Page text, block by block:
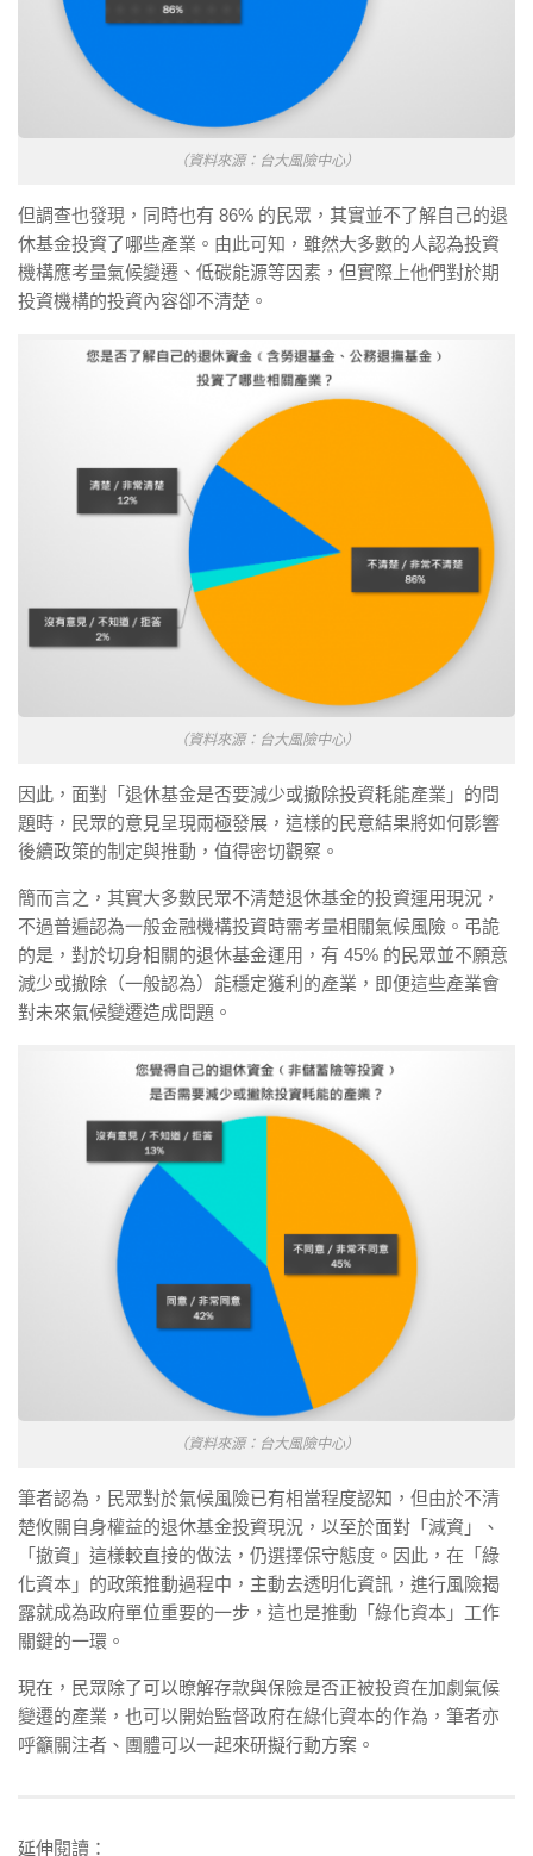
（資料來源：台大風險中心）
但調查也發現，同時也有 86% 的民眾，其實並不了解自己的退
休基金投資了哪些產業。由此可知，雖然大多數的人認為投資
機構應考量氣候變遷、低碳能源等因素，但實際上他們對於期
投資機構的投資內容卻不清楚。
（資料來源：台大風險中心）
因此，面對「退休基金是否要減少或撤除投資耗能產業」的問
題時，民眾的意見呈現兩極發展，這樣的民意結果將如何影響
後續政策的制定與推動，值得密切觀察。
簡而言之，其實大多數民眾不清楚退休基金的投資運用現況，
不過普遍認為一般金融機構投資時需考量相關氣候風險。弔詭
的是，對於切身相關的退休基金運用，有 45% 的民眾並不願意
減少或撤除（一般認為）能穩定獲利的產業，即便這些產業會
對未來氣候變遷造成問題。
（資料來源：台大風險中心）
筆者認為，民眾對於氣候風險已有相當程度認知，但由於不清
楚攸關自身權益的退休基金投資現況，以至於面對「減資」、
「撤資」這樣較直接的做法，仍選擇保守態度。因此，在「綠
化資本」的政策推動過程中，主動去透明化資訊，進行風險揭
露就成為政府單位重要的一步，這也是推動「綠化資本」工作
關鍵的一環。
現在，民眾除了可以暸解存款與保險是否正被投資在加劇氣候
變遷的產業，也可以開始監督政府在綠化資本的作為，筆者亦
呼籲關注者、團體可以一起來研擬行動方案。
延伸閱讀：